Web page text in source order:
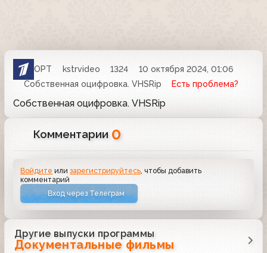
ОРТ kstrvideo 1324
10 октября 2024, 01:06
Собственная оцифровка. VHSRip
Есть проблема?
Собственная оцифровка. VHSRip
Комментарии 0
Войдите илизарегистрируйтесь , чтобы добавить
комментарий
Вход через Телеграм
Другие выпуски программы
Документальные фильмы